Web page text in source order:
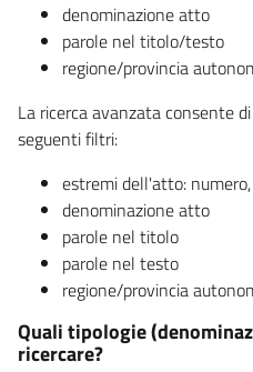
denominazione atto
parole nel titolo/testo
regione/provincia
La ricerca avanzata consente
seguenti filtri:
estremi dell'atto:
denominazione atto
parole nel titolo
parole nel testo
regione/provincia
Quali tipologie
ricercare?